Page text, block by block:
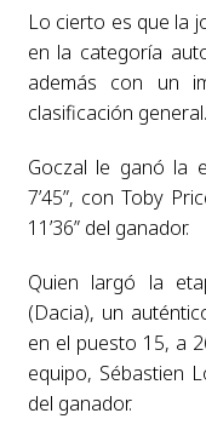
Lo cierto es que la
en la categoría
además con un
clasificación general.
Goczal le ganó la
7’45”, con Toby
11’36” del ganador.
Quien largó la
(Dacia), un
en el puesto 15, a
equipo, Sébastien
del ganador.